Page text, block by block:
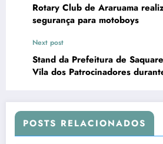
Rotary Club de Araruama
segurança para motoboys
Next post
Stand da Prefeitura de
Vila dos Patrocinadores
POSTS RELACIONADOS